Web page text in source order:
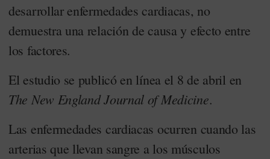
desarrollar enfermedades cardiacas, no
demuestra una relación de causa y efecto entre
los factores.
El estudio se publicó en línea el 8 de abril en
The New England Journal of Medicine.
Las enfermedades cardiacas ocurren cuando las
arterias que llevan sangre a los músculos